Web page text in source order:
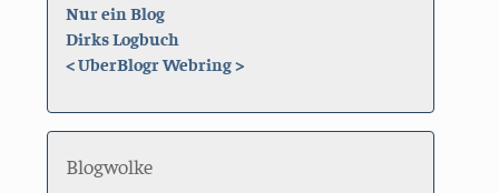
Nur ein Blog
Dirks Logbuch
<UberBlogr Webring>
Blogwolke